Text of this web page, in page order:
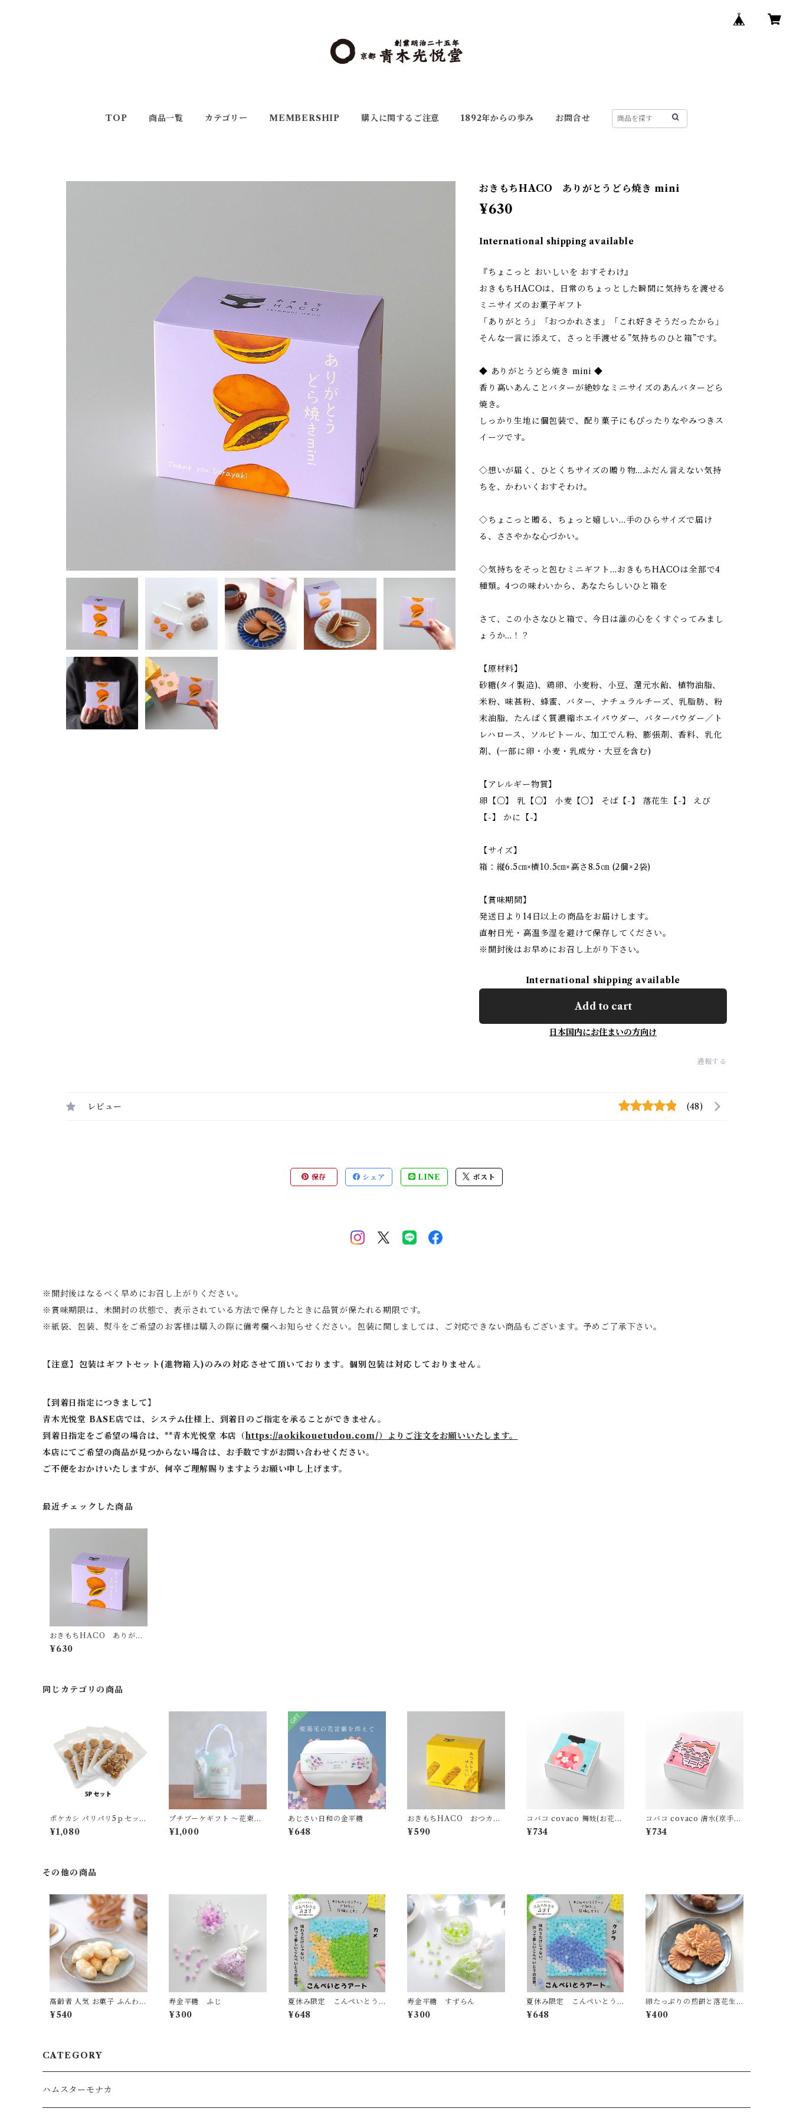
TOP 商品一覧 カテゴリー MEMBERSHIP 購入に関するご注意 1892年からの歩み お問合せ
おきもちHACO ありがとうどら焼き mini
¥630
International shipping available
『ちょこっと おいしいを おすそわけ』
おきもちHACOは、日常のちょっとした瞬間に気持ちを渡せる
ミニサイズのお菓子ギフト
「ありがとう」「おつかれさま」「これ好きそうだったから」
そんな一言に添えて、さっと手渡せる”気持ちのひと箱”です。
◆ ありがとうどら焼き mini ◆
香り高いあんことバターが絶妙なミニサイズのあんバターどら
焼き。
しっかり生地に個包装で、配り菓子にもぴったりなやみつきス
イーツです。
◇想いが届く、ひとくちサイズの贈り物…ふだん言えない気持
ちを、かわいくおすそわけ。
◇ちょこっと贈る、ちょっと嬉しい…手のひらサイズで届け
る、ささやかな心づかい。
◇気持ちをそっと包むミニギフト…おきもちHACOは全部で4
種類。4つの味わいから、あなたらしいひと箱を
さて、この小さなひと箱で、今日は誰の心をくすぐってみまし
ょうか…！？
【原材料】
砂糖(タイ製造)、鶏卵、小麦粉、小豆、還元水飴、植物油脂、
米粉、味甚粉、蜂蜜、バター、ナチュラルチーズ、乳脂肪、粉
末油脂、たんぱく質濃縮ホエイパウダー、バターパウダー／ト
レハロース、ソルビトール、加工でん粉、膨張剤、香料、乳化
剤、(一部に卵・小麦・乳成分・大豆を含む)
【アレルギー物質】
卵【○】 乳【○】 小麦【○】 そば【-】 落花生【-】 えび
【-】 かに【-】
【サイズ】
箱：縦6.5㎝×横10.5㎝×高さ8.5㎝ (2個×2袋)
【賞味期間】
発送日より14日以上の商品をお届けします。
直射日光・高温多湿を避けて保存してください。
※開封後はお早めにお召し上がり下さい。
International shipping available
Add to cart
日本国内にお住まいの方向け
通報する
レビュー (48)
保存 シェア LINE ポスト
※開封後はなるべく早めにお召し上がりください。
※賞味期限は、未開封の状態で、表示されている方法で保存したときに品質が保たれる期限です。
※紙袋、包装、熨斗をご希望のお客様は購入の際に備考欄へお知らせください。包装に関しましては、ご対応できない商品もございます。予めご了承下さい。
【注意】包装はギフトセット(進物箱入)のみの対応させて頂いております。個別包装は対応しておりません。
【到着日指定につきまして】
青木光悦堂 BASE店では、システム仕様上、到着日のご指定を承ることができません。
到着日指定をご希望の場合は、**青木光悦堂 本店（https://aokikouetudou.com/）よりご注文をお願いいたします。
本店にてご希望の商品が見つからない場合は、お手数ですがお問い合わせください。
ご不便をおかけいたしますが、何卒ご理解賜りますようお願い申し上げます。
最近チェックした商品
おきもちHACO ありがと
うどら焼き mini
¥630
同じカテゴリの商品
ポケカシ パリパリ5ｐセット
(塩そら豆)
¥1,080
プチブーケギフト 〜花束と
こんぺいとう〜
¥1,000
あじさい日和の金平糖
¥648
おきもちHACO おつカレ
ーせんべい
¥590
コバコ covaco 舞妓(お花
畑)
¥734
コバコ covaco 清水(京手ま
り)
¥734
その他の商品
高齢者 人気 お菓子 ふんわり
日和 ふわしょうゆ
¥540
寿金平糖 ふじ
¥300
夏休み限定 こんぺいとう
アート 水族館シリーズ
カメ
¥648
寿金平糖 すずらん
¥300
夏休み限定 こんぺいとう
アート 水族館シリーズ
クジラ
¥648
卵たっぷりの煎餅と落花生
の歯応え「落花小菊」
¥400
CATEGORY
ハムスターモナカ